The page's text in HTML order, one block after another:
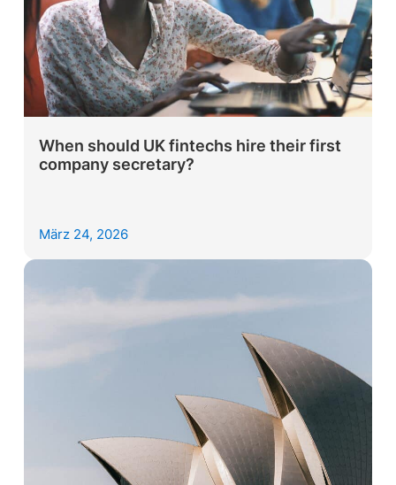
When should UK fintechs hire their first
company secretary?
März 24, 2026